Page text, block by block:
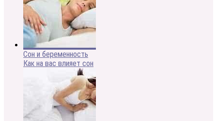
Сон и беременность
Как на вас влияет сон